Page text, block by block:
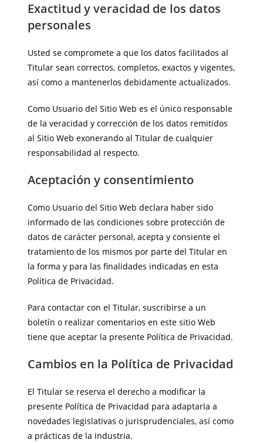
Exactitud y veracidad de los datos
personales
Usted se compromete a que los datos facilitados al
Titular sean correctos, completos, exactos y vigentes,
así como a mantenerlos debidamente actualizados.
Como Usuario del Sitio Web es el único responsable
de la veracidad y corrección de los datos remitidos
al Sitio Web exonerando al Titular de cualquier
responsabilidad al respecto.
Aceptación y consentimiento
Como Usuario del Sitio Web declara haber sido
informado de las condiciones sobre protección de
datos de carácter personal, acepta y consiente el
tratamiento de los mismos por parte del Titular en
la forma y para las finalidades indicadas en esta
Política de Privacidad.
Para contactar con el Titular, suscribirse a un
boletín o realizar comentarios en este sitio Web
tiene que aceptar la presente Política de Privacidad.
Cambios en la Política de Privacidad
El Titular se reserva el derecho a modificar la
presente Política de Privacidad para adaptarla a
novedades legislativas o jurisprudenciales, así como
a prácticas de la industria.